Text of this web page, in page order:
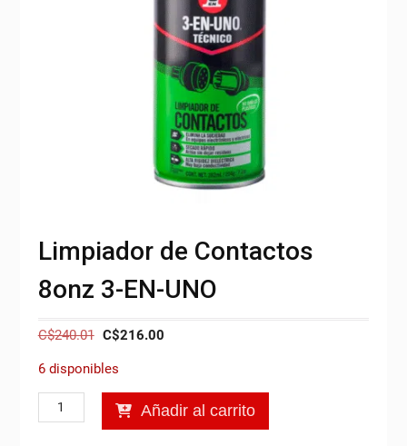
Limpiador de Contactos
8onz 3-EN-UNO
C$240.01 El
original
era:
C$240.01.
C$216.00
es:
C$216.00.
6 disponibles
Limpiador
de
Añadir al carrito